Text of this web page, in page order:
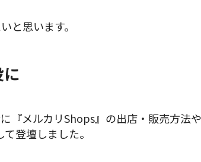
と思います。
『メルカリShops』の出店・販売方法
登壇しました。